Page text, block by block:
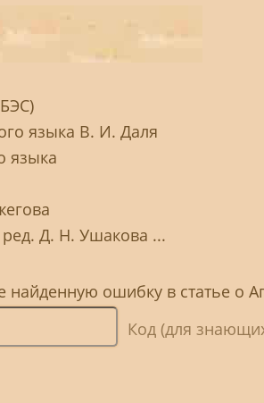
языка В. И. Даля
языка
Д. Н. Ушакова ...
ошибку в статье о
Код (для